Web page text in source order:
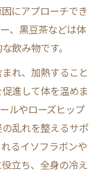
にアプローチでき
、黒豆茶などは体
飲み物です。
れ、加熱すること
進して体を温めま
ルやローズヒップ
乱れを整えるサポ
るイソフラボンや
立ち、全身の冷え